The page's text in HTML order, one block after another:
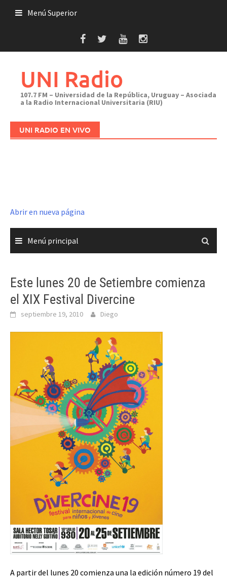
Menú Superior
UNI Radio
107.7 FM – Universidad de la República, Uruguay – Asociada
a la Radio Internacional Universitaria (RIU)
UNI RADIO EN VIVO
Abrir en nueva página
Menú principal
Este lunes 20 de Setiembre comienza
el XIX Festival Divercine
septiembre 19, 2010 Diego
A partir del lunes 20 comienza una la edición número 19 del